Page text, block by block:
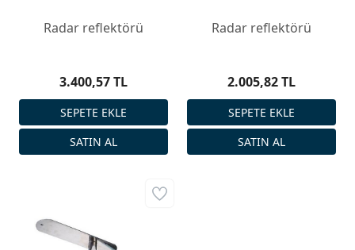
Radar reflektörü
3.400,57 TL
Radar reflektörü
2.005,82 TL